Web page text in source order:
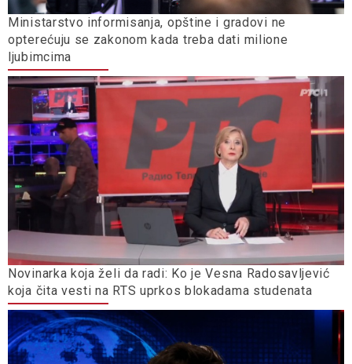
Ministarstvo informisanja, opštine i gradovi ne
opterećuju se zakonom kada treba dati milione
ljubimcima
Novinarka koja želi da radi: Ko je Vesna Radosavljević
koja čita vesti na RTS uprkos blokadama studenata